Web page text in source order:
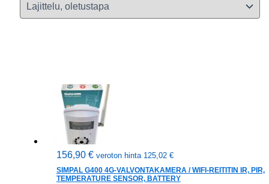
156,90 € veroton hinta 125,02 €
SIMPAL G400 4G-VALVONTAKAMERA / WIFI-REITITIN IR, PIR,
TEMPERATURE SENSOR, BATTERY